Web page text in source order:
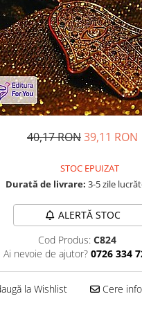
Blavatsky
40,17 RON39,11 RON
STOC EPUIZAT
Durată de livrare: 3-5 zile
ALERTĂ STOC
Cod Produs: C824
Ai nevoie de ajutor? 0726 334
la Wishlist Cere